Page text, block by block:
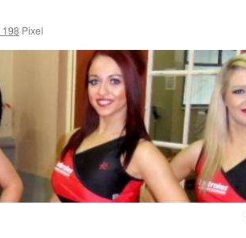
Pixel